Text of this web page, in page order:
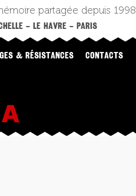
partagée depuis 1998
– LE HAVRE – PARIS
& RÉSISTANCES CONTACTS